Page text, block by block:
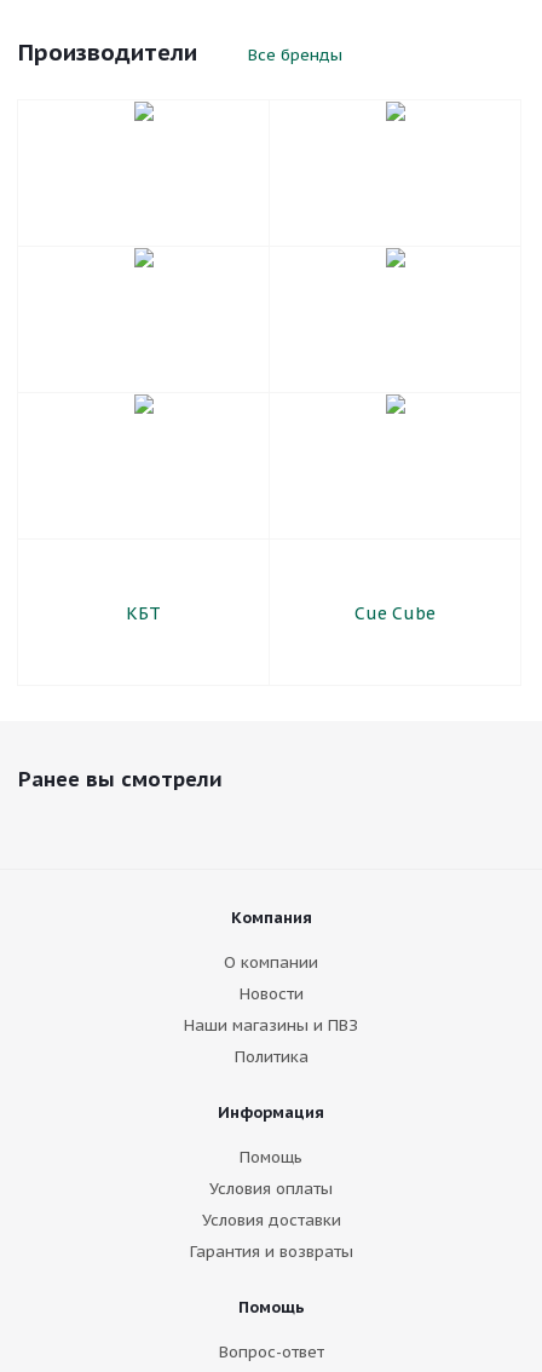
Производители Все бренды
КБТ Cue Cube
Ранее вы смотрели
Компания
О компании
Новости
Наши магазины и ПВЗ
Политика
Информация
Помощь
Условия оплаты
Условия доставки
Гарантия и возвраты
Помощь
Вопрос-ответ